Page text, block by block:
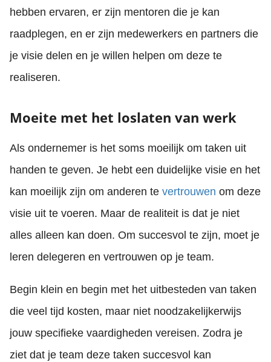
hebben ervaren, er zijn mentoren die je kan
raadplegen, en er zijn medewerkers en partners die
je visie delen en je willen helpen om deze te
realiseren.
Moeite met het loslaten van werk
Als ondernemer is het soms moeilijk om taken uit
handen te geven. Je hebt een duidelijke visie en het
kan moeilijk zijn om anderen te vertrouwen om deze
visie uit te voeren. Maar de realiteit is dat je niet
alles alleen kan doen. Om succesvol te zijn, moet je
leren delegeren en vertrouwen op je team.
Begin klein en begin met het uitbesteden van taken
die veel tijd kosten, maar niet noodzakelijkerwijs
jouw specifieke vaardigheden vereisen. Zodra je
ziet dat je team deze taken succesvol kan